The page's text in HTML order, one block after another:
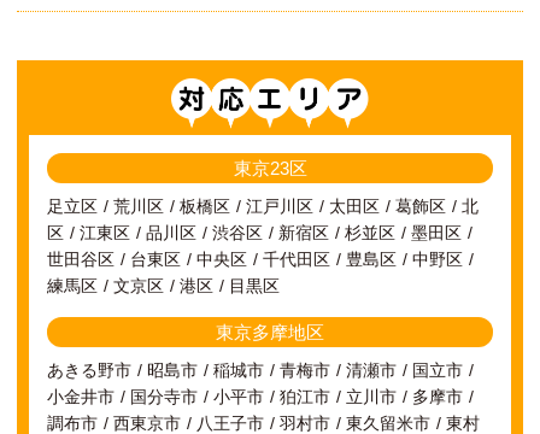
東京23区
足立区 荒川区 板橋区 江戸川区 太田区 葛飾区
北
区
江東区 品川区 渋谷区 新宿区 杉並区
墨田区
世田谷区
台東区 中央区 千代田区 豊島区
中野区
練馬区
文京区 港区 目黒区
東京多摩地区
あきる野市 昭島市 稲城市 青梅市 清瀬市
国立市
小金井市
国分寺市 小平市 狛江市 立川市
多摩市
調布市
西東京市 八王子市 羽村市 東久留米市
東村